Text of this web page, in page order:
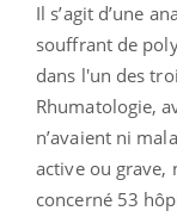
Il s’agit d’une
souffrant de
dans l'un des
Rhumatologie,
n’avaient ni
active ou grave,
concerné 53